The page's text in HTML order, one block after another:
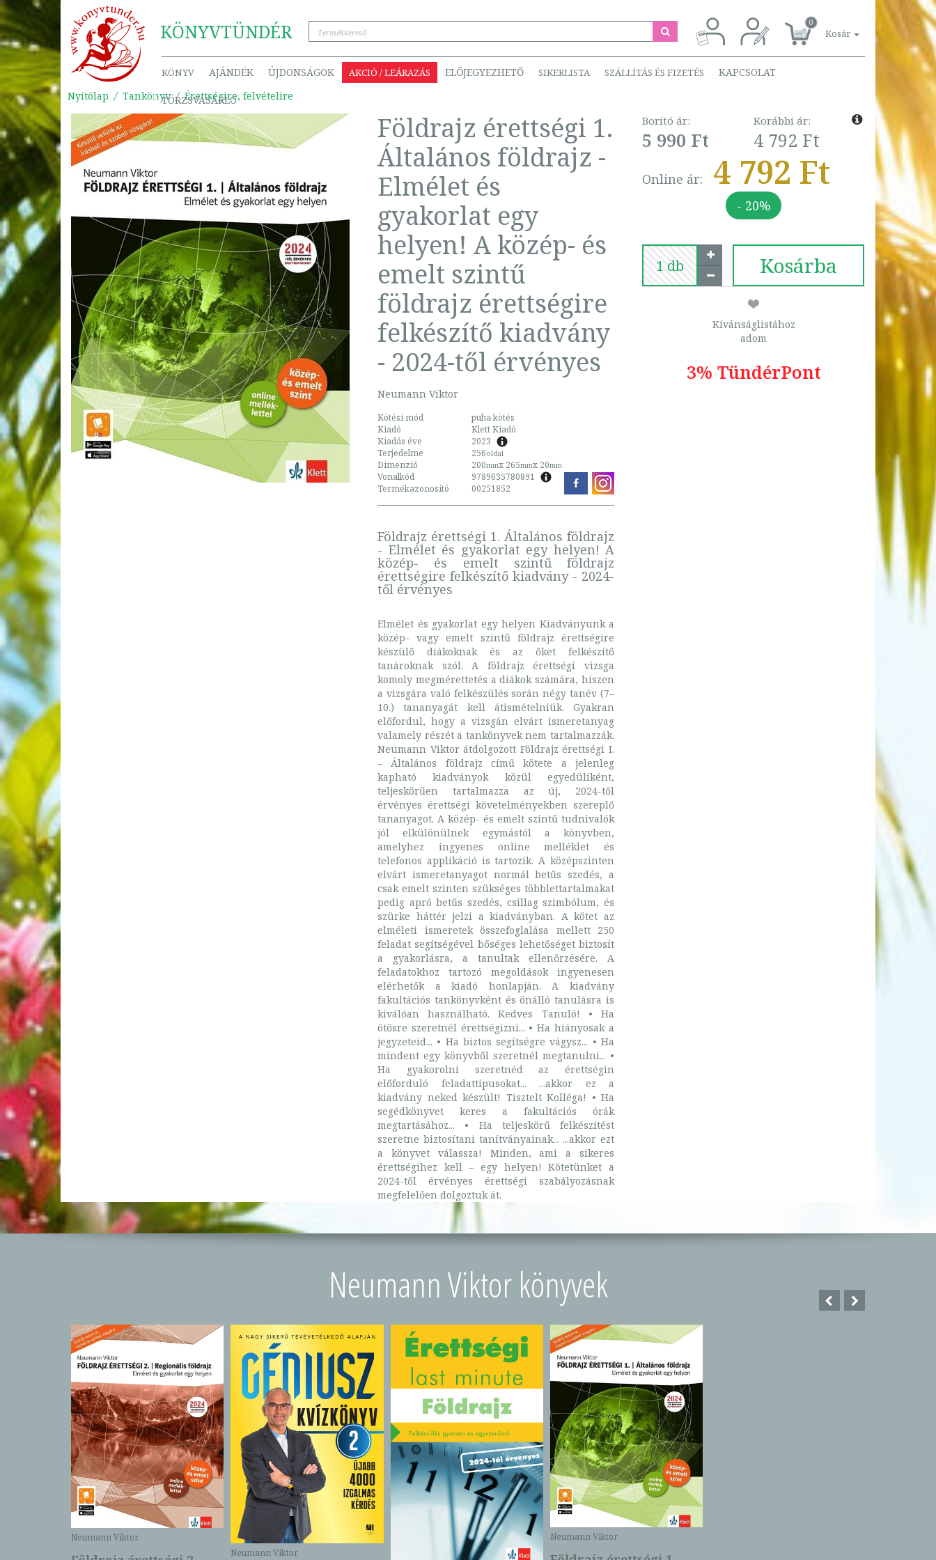
KÖNYVTÜNDÉR 0
Kosár
KÖNYV AJÁNDÉK ÚJDONSÁGOK AKCIÓ / LEÁRAZÁS ELŐJEGYEZHETŐ SIKERLISTA SZÁLLÍTÁS ÉS FIZETÉS KAPCSOLAT
TÖRZSVÁSÁRLÓ
Nyitólap Tankönyv Érettségire, felvételire
Földrajz érettségi 1.
Általános földrajz -
Elmélet és
gyakorlat egy
helyen! A közép- és
emelt szintű
földrajz érettségire
felkészítő kiadvány
- 2024-től érvényes
Neumann Viktor
Kötési mód
puha kötés
Kiadó
Klett Kiadó
Kiadás éve
2023
Terjedelme
256oldal
Dimenzió 200mmx 265mmx 20mm
Vonalkód
9789635780891
Termékazonosító
00251852
Földrajz érettségi 1. Általános földrajz
- Elmélet és gyakorlat egy helyen! A
közép- és emelt szintű földrajz
érettségire felkészítő kiadvány - 2024-
től érvényes
Elmélet és gyakorlat egy helyen Kiadványunk a
közép- vagy emelt szintű földrajz érettségire
készülő diákoknak és az őket felkészítő
tanároknak szól. A földrajz érettségi vizsga
komoly megmérettetés a diákok számára, hiszen
a vizsgára való felkészülés során négy tanév (7–
10.) tananyagát kell átismételniük. Gyakran
előfordul, hogy a vizsgán elvárt ismeretanyag
valamely részét a tankönyvek nem tartalmazzák.
Neumann Viktor átdolgozott Földrajz érettségi I.
– Általános földrajz című kötete a jelenleg
kapható kiadványok közül egyedüliként,
teljeskörűen tartalmazza az új, 2024-től
érvényes érettségi követelményekben szereplő
tananyagot. A közép- és emelt szintű tudnivalók
jól elkülönülnek egymástól a könyvben,
amelyhez ingyenes online melléklet és
telefonos applikáció is tartozik. A középszinten
elvárt ismeretanyagot normál betűs szedés, a
csak emelt szinten szükséges többlettartalmakat
pedig apró betűs szedés, csillag szimbólum, és
szürke háttér jelzi a kiadványban. A kötet az
elméleti ismeretek összefoglalása mellett 250
feladat segítségével bőséges lehetőséget biztosít
a gyakorlásra, a tanultak ellenőrzésére. A
feladatokhoz tartozó megoldások ingyenesen
elérhetők a kiadó honlapján. A kiadvány
fakultációs tankönyvként és önálló tanulásra is
kiválóan használható. Kedves Tanuló! • Ha
ötösre szeretnél érettségizni... • Ha hiányosak a
jegyzeteid... • Ha biztos segítségre vágysz... • Ha
mindent egy könyvből szeretnél megtanulni... •
Ha gyakorolni szeretnéd az érettségin
előforduló feladattípusokat... ...akkor ez a
kiadvány neked készült! Tisztelt Kolléga! • Ha
segédkönyvet keres a fakultációs órák
megtartásához... • Ha teljeskörű felkészítést
szeretne biztosítani tanítványainak... ...akkor ezt
a könyvet válassza! Minden, ami a sikeres
érettségihez kell – egy helyen! Kötetünket a
2024-től érvényes érettségi szabályozásnak
megfelelően dolgoztuk át.
Borító ár:
5 990 Ft
Korábbi ár:
4 792 Ft
Online ár: 4 792 Ft
- 20%
Kosárba
Kívánságlistához
adom
3% TündérPont
Neumann Viktor könyvek
Neumann Viktor
Neumann Viktor
Neumann Viktor